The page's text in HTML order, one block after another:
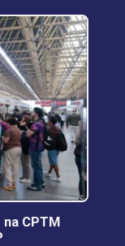
CPTM